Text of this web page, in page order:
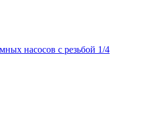
насосов с резьбой 1/4